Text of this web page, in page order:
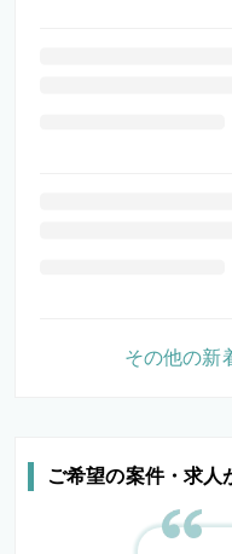
ご希望の案件・求人
その他の新